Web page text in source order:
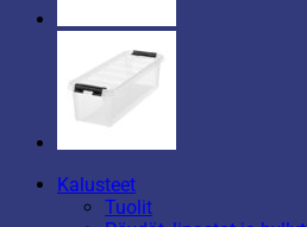
Kalusteet
Tuolit